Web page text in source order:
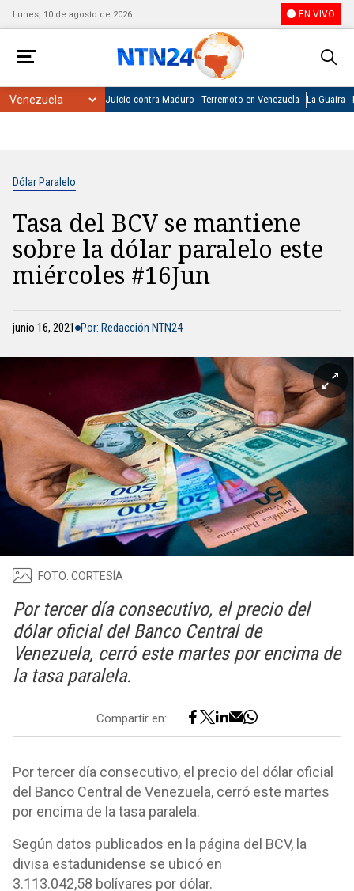
Lunes, 10 de agosto de 2026 EN VIVO
Juicio contra Maduro Terremoto en Venezuela La Guaira
Dólar Paralelo
Tasa del BCV se mantiene
sobre la dólar paralelo este
miércoles #16Jun
junio 16, 2021 Por: Redacción NTN24
FOTO: CORTESÍA
Por tercer día consecutivo, el precio del
dólar oficial del Banco Central de
Venezuela, cerró este martes por encima de
la tasa paralela.
Compartir en:
Por tercer día consecutivo, el precio del dólar oficial
del Banco Central de Venezuela, cerró este martes
por encima de la tasa paralela.
Según datos publicados en la página del BCV, la
divisa estadunidense se ubicó en
3.113.042,58 bolívares por dólar.